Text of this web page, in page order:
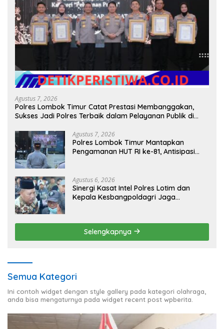
Agustus 7, 2026
Polres Lombok Timur Catat Prestasi Membanggakan,
Sukses Jadi Polres Terbaik dalam Pelayanan Publik di
Agustus 7, 2026
Polres Lombok Timur Mantapkan
Pengamanan HUT RI ke-81, Antisipasi
Agustus 6, 2026
Sinergi Kasat Intel Polres Lotim dan
Kepala Kesbangpoldagri Jaga
Selengkapnya
Semua Kategori
Ini contoh widget dengan style gallery pada kategori olahraga,
anda bisa mengaturnya pada widget recent post wpberita.